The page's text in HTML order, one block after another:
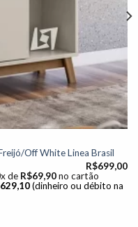
Off White Linea Brasil
R$699,00
de R$69,90 no cartão
629,10 (dinheiro ou débito na